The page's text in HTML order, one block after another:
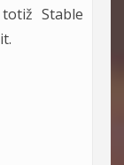
Stable